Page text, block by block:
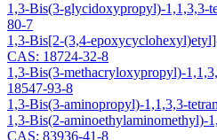
1,3-Bis(3-glycidoxypropyl)-1,1,3,3-
80-7
1,3-Bis[2-(3,4-
CAS: 18724-32-8
1,3-Bis(3-methacryloxypropyl)-
18547-93-8
1,3-Bis(3-aminopropyl)-1,1,3,3-
1,3-Bis(2-aminoethylaminomethyl)-
CAS: 83936-41-8